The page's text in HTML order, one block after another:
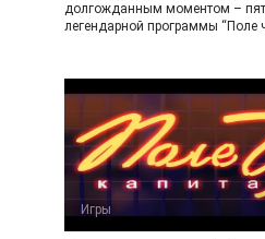
долгожданным моментом –
легендарной программы “Поле
Игры